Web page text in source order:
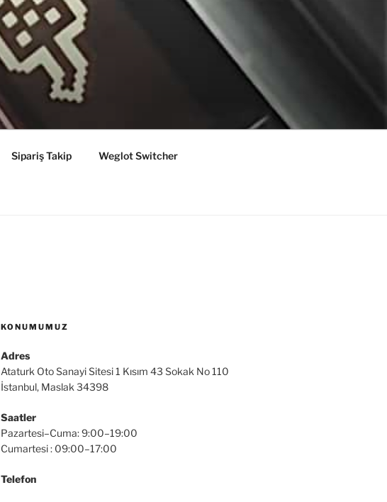
Sipariş Takip Weglot Switcher
KONUMUMUZ
Adres
Ataturk Oto Sanayi Sitesi 1 Kısım 43 Sokak No 110
İstanbul, Maslak 34398
Saatler
Pazartesi–Cuma: 9:00–19:00
Cumartesi : 09:00–17:00
Telefon